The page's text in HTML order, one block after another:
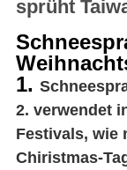
sprüht
1.
2. verwendet
Festivals, wie
Chiristmas-